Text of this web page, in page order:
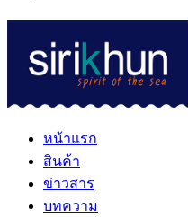
หน้าแรก
สินค้า
ข่าวสาร
บทความ